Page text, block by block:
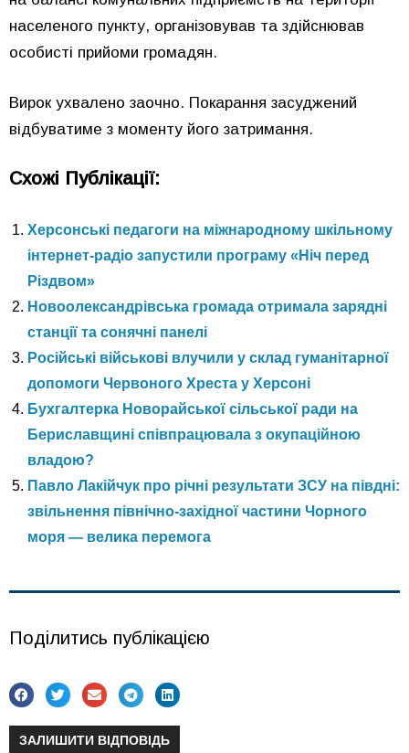
населеного пункту, організовував та здійснював
особисті прийоми громадян.
Вирок ухвалено заочно. Покарання засуджений
відбуватиме з моменту його затримання.
Схожі Публікації:
Херсонські педагоги на міжнародному шкільному
інтернет-радіо запустили програму «Ніч перед
Різдвом»
Новоолександрівська громада отримала зарядні
станції та сонячні панелі
Російські військові влучили у склад гуманітарної
допомоги Червоного Хреста у Херсоні
Бухгалтерка Новорайської сільської ради на
Бериславщині співпрацювала з окупаційною
владою?
Павло Лакійчук про річні результати ЗСУ на півдні:
звільнення північно-західної частини Чорного
моря — велика перемога
Поділитись публікацією
ЗАЛИШИТИ ВІДПОВІДЬ